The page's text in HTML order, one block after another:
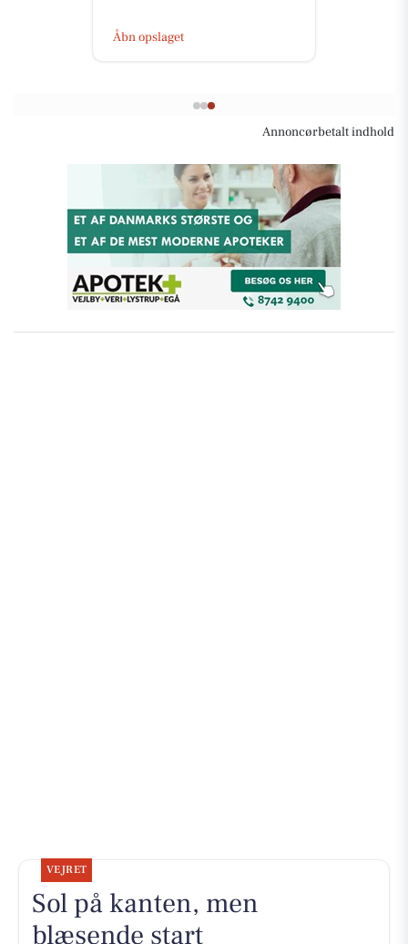
Åbn opslaget
Annoncørbetalt indhold
VEJRET
Sol på kanten, men
blæsende start